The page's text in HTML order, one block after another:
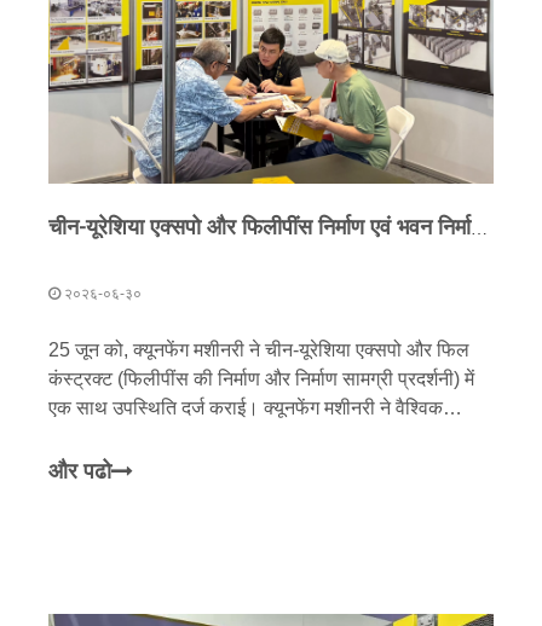
चीन-यूरेशिया एक्सपो और फिलीपींस निर्माण एवं भवन निर्माण सामग्री प्रदर्शनी में क्यूनफेंग मशीनरी का प्रदर्शन; क्यूनफेंग के इंटेलिजेंट विनिर्माण उत्पाद विश्व स्तर पर अच्छी बिक्री करते हैं
२०२६-०६-३०
25 जून को, क्यूनफेंग मशीनरी ने चीन-यूरेशिया एक्सपो और फिल
कंस्ट्रक्ट (फिलीपींस की निर्माण और निर्माण सामग्री प्रदर्शनी) में
एक साथ उपस्थिति दर्ज कराई। क्यूनफेंग मशीनरी ने वैश्विक
के साथ इस प्रदर्शनी में भाग लिया।
और पढो